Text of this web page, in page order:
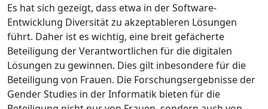
Es hat sich gezeigt, dass etwa in der Software-
Entwicklung Diversität zu akzeptableren Lösungen
führt. Daher ist es wichtig, eine breit gefächerte
Beteiligung der Verantwortlichen für die digitalen
Lösungen zu gewinnen. Dies gilt inbesondere für die
Beteiligung von Frauen. Die Forschungsergebnisse der
Gender Studies in der Informatik bieten für die